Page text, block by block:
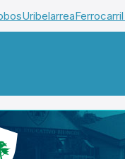
Uribelarrea